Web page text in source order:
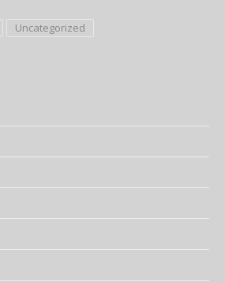
Uncategorized